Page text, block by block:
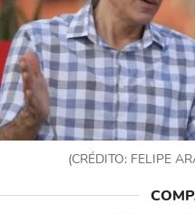
(CRÉDITO: FELIPE